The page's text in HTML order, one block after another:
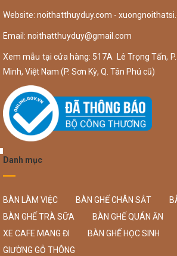
Website: noithatthuyduy.com -
Email: noithatthuyduy@gmail.com
Xem mẫu tại cửa hàng: 517A Lê Trọng Tấn, P.
Minh, Việt Nam (P. Sơn Kỳ, Q. Tân Phú cũ)
Danh mục
BÀN LÀM VIỆC BÀN GHẾ CHÂN SẮT
BÀN GHẾ TRÀ SỮA
BÀN GHẾ QUÁN ĂN
XE CAFE MANG ĐI
BÀN GHẾ HỌC SINH
GIƯỜNG GỖ THÔNG